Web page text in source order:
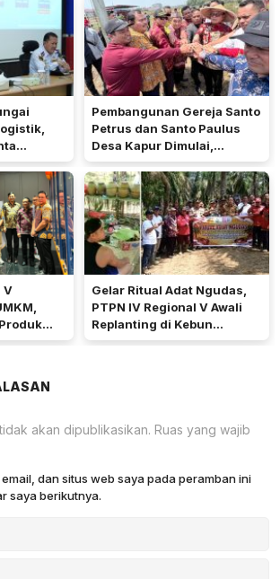
Pembangunan Gereja Santo
Petrus dan Santo Paulus
Desa Kapur Dimulai,
Pemkab Kubu Raya Siapkan
Akses Jalan
V
Inovasi
Gelar Ritual Adat Ngudas,
PTPN IV Regional V Awali
Replanting di Kebun
Kembayan
akan dipublikasikan. Ruas yang wajib
dan situs web saya pada peramban ini
saya berikutnya.